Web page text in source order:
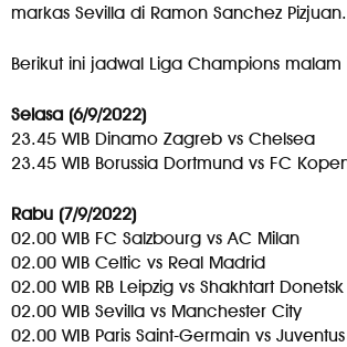
markas Sevilla di Ramon Sanchez Pizjuan.
Berikut ini jadwal Liga Champions malam
Selasa (6/9/2022)
23.45 WIB Dinamo Zagreb vs Chelsea
23.45 WIB Borussia Dortmund vs FC
Rabu (7/9/2022)
02.00 WIB FC Salzbourg vs AC Milan
02.00 WIB Celtic vs Real Madrid
02.00 WIB RB Leipzig vs Shakhtart Donetsk
02.00 WIB Sevilla vs Manchester City
02.00 WIB Paris Saint-Germain vs Juventus